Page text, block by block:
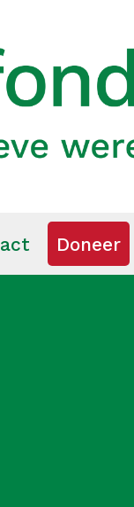
Doneer